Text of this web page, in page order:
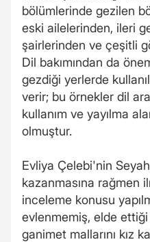
bölümlerinde gezilen
eski ailelerinden, ileri
şairlerinden ve çeşitli
Dil bakımından da
gezdiği yerlerde
verir; bu örnekler dil
kullanım ve yayılma
olmuştur.
Evliya Çelebi'nin
kazanmasına rağmen
inceleme konusu
evlenmemiş, elde
ganimet mallarını kız